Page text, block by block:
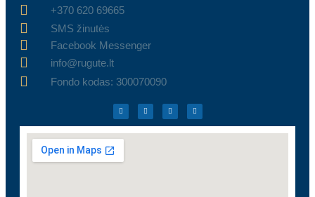
+370 620 69665
SMS žinutės
Facebook Messenger
info@rugute.lt
Fondo kodas: 300070090